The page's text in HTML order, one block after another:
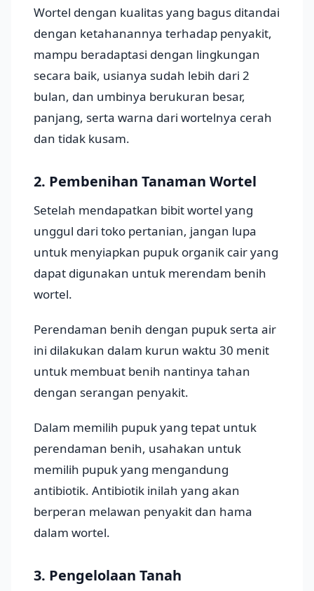
Wortel dengan kualitas yang bagus ditandai
dengan ketahanannya terhadap penyakit,
mampu beradaptasi dengan lingkungan
secara baik, usianya sudah lebih dari 2
bulan, dan umbinya berukuran besar,
panjang, serta warna dari wortelnya cerah
dan tidak kusam.
2. Pembenihan Tanaman Wortel
Setelah mendapatkan bibit wortel yang
unggul dari toko pertanian, jangan lupa
untuk menyiapkan pupuk organik cair yang
dapat digunakan untuk merendam benih
wortel.
Perendaman benih dengan pupuk serta air
ini dilakukan dalam kurun waktu 30 menit
untuk membuat benih nantinya tahan
dengan serangan penyakit.
Dalam memilih pupuk yang tepat untuk
perendaman benih, usahakan untuk
memilih pupuk yang mengandung
antibiotik. Antibiotik inilah yang akan
berperan melawan penyakit dan hama
dalam wortel.
3. Pengelolaan Tanah